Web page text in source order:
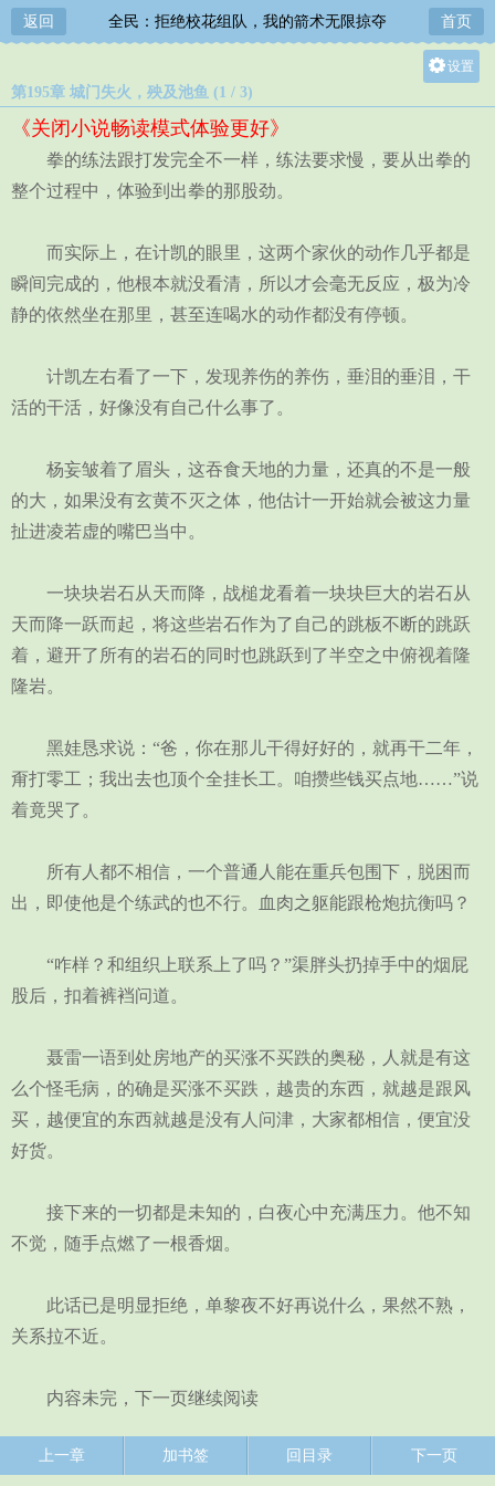
返回 全民：拒绝校花组队，我的箭术无限掠夺 首页
设置
中
第195章 城门失火，殃及池鱼 (1 / 3)
《关闭小说畅读模式体验更好》
拳的练法跟打发完全不一样，练法要求慢，要从出拳的
整个过程中，体验到出拳的那股劲。
而实际上，在计凯的眼里，这两个家伙的动作几乎都是
瞬间完成的，他根本就没看清，所以才会毫无反应，极为冷
静的依然坐在那里，甚至连喝水的动作都没有停顿。
计凯左右看了一下，发现养伤的养伤，垂泪的垂泪，干
活的干活，好像没有自己什么事了。
杨妄皱着了眉头，这吞食天地的力量，还真的不是一般
的大，如果没有玄黄不灭之体，他估计一开始就会被这力量
扯进凌若虚的嘴巴当中。
一块块岩石从天而降，战槌龙看着一块块巨大的岩石从
天而降一跃而起，将这些岩石作为了自己的跳板不断的跳跃
着，避开了所有的岩石的同时也跳跃到了半空之中俯视着隆
隆岩。
黑娃恳求说：“爸，你在那儿干得好好的，就再干二年，
甭打零工；我出去也顶个全挂长工。咱攒些钱买点地……”说
着竟哭了。
所有人都不相信，一个普通人能在重兵包围下，脱困而
出，即使他是个练武的也不行。血肉之躯能跟枪炮抗衡吗？
“咋样？和组织上联系上了吗？”渠胖头扔掉手中的烟屁
股后，扣着裤裆问道。
聂雷一语到处房地产的买涨不买跌的奥秘，人就是有这
么个怪毛病，的确是买涨不买跌，越贵的东西，就越是跟风
买，越便宜的东西就越是没有人问津，大家都相信，便宜没
好货。
接下来的一切都是未知的，白夜心中充满压力。他不知
不觉，随手点燃了一根香烟。
此话已是明显拒绝，单黎夜不好再说什么，果然不熟，
关系拉不近。
内容未完，下一页继续阅读
上一章 加书签 回目录 下一页